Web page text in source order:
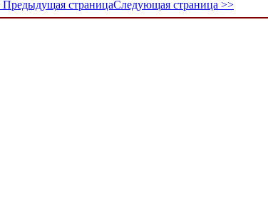
Предыдущая страницаСледующая страница >>